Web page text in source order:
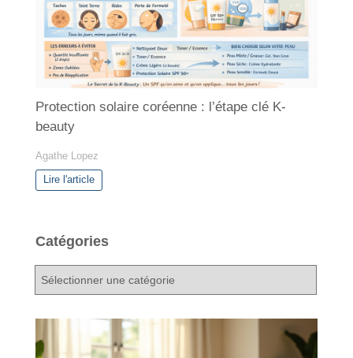
Protection solaire coréenne : l’étape clé K-
beauty
Agathe Lopez
Lire l'article
Catégories
t